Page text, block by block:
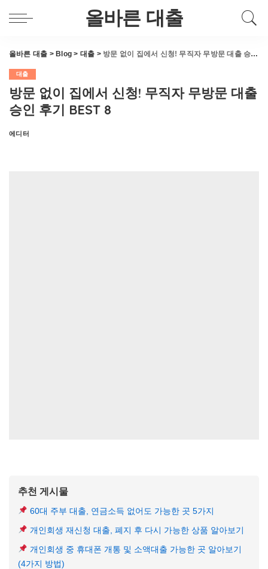
올바른 대출
올바른 대출 > Blog > 대출 > 방문 없이 집에서 신청! 무직자 무방문 대출 승인 후기 BEST 8
대출
방문 없이 집에서 신청! 무직자 무방문 대출
승인 후기 BEST 8
Posted
에디터
추천 게시물
60대 주부 대출, 연금소득 없어도 가능한 곳 5가지
개인회생 재신청 대출, 폐지 후 다시 가능한 상품 알아보기
개인회생 중 휴대폰 개통 및 소액대출 가능한 곳 알아보기
(4가지 방법)